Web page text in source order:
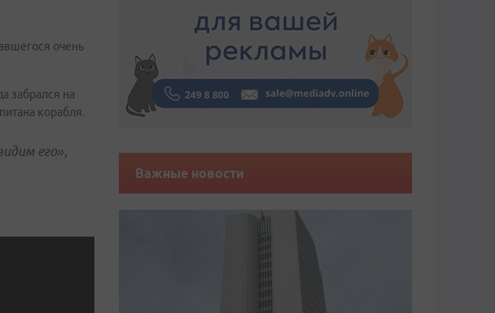
очень
забрался на
корабля.
его»,
Важные новости